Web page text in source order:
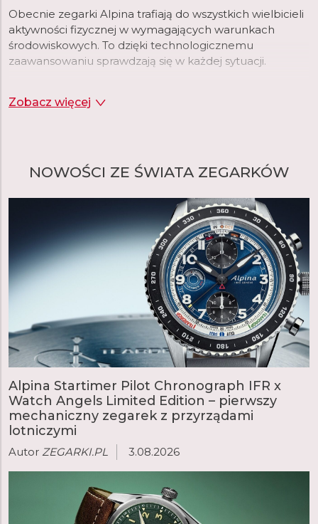
Obecnie zegarki Alpina trafiają do wszystkich wielbicieli
aktywności fizycznej w wymagających warunkach
środowiskowych. To dzięki technologicznemu
zaawansowaniu sprawdzają się w każdej sytuacji.
mężczyzni zegarki dedykowane dla
Zobacz więcej
NOWOŚCI ZE ŚWIATA ZEGARKÓW
Alpina Startimer Pilot Chronograph IFR x
Watch Angels Limited Edition – pierwszy
mechaniczny zegarek z przyrządami
lotniczymi
Autor ZEGARKI.PL 3.08.2026